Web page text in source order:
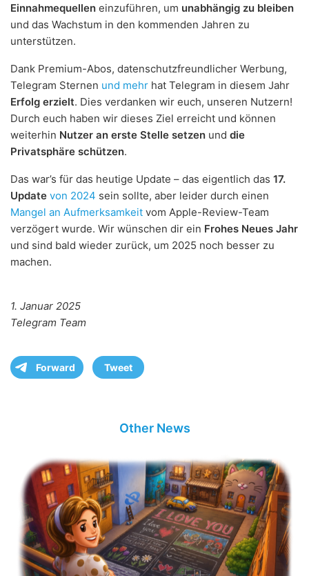
Einnahmequellen einzuführen, um unabhängig zu bleiben
und das Wachstum in den kommenden Jahren zu
unterstützen.
Dank Premium-Abos, datenschutzfreundlicher Werbung,
Telegram Sternen und mehr hat Telegram in diesem Jahr
Erfolg erzielt. Dies verdanken wir euch, unseren Nutzern!
Durch euch haben wir dieses Ziel erreicht und können
weiterhin Nutzer an erste Stelle setzen und die
Privatsphäre schützen.
Das war’s für das heutige Update – das eigentlich das 17.
Update von 2024 sein sollte, aber leider durch einen
Mangel an Aufmerksamkeit vom Apple-Review-Team
verzögert wurde. Wir wünschen dir ein Frohes Neues Jahr
und sind bald wieder zurück, um 2025 noch besser zu
machen.
1. Januar 2025
Telegram Team
Forward Tweet
Other News